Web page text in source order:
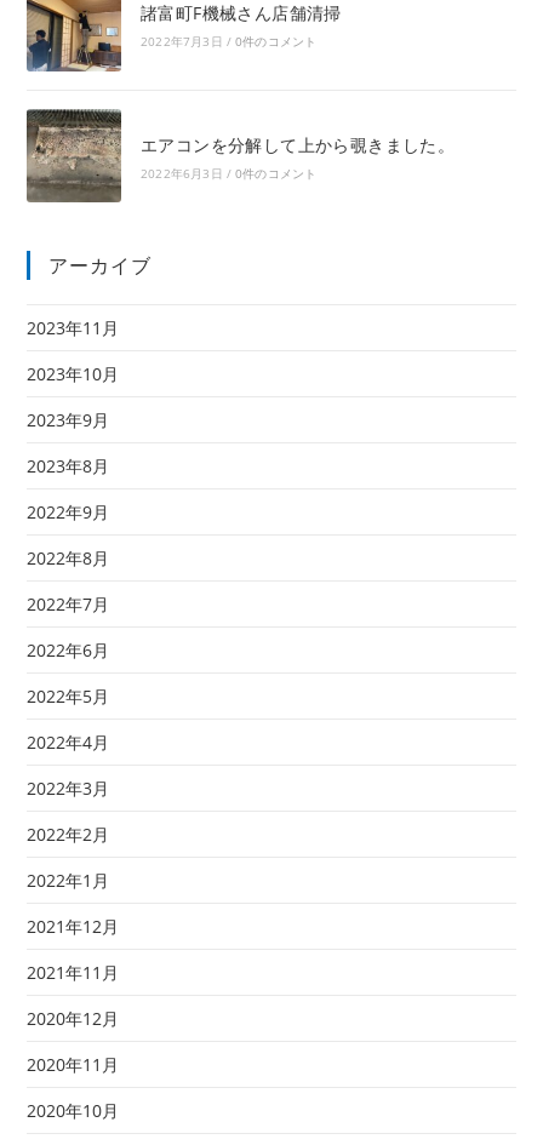
諸富町F機械さん店舗清掃
2022年7月3日 / 0件のコメント
エアコンを分解して上から覗きました。
2022年6月3日 / 0件のコメント
アーカイブ
2023年11月
2023年10月
2023年9月
2023年8月
2022年9月
2022年8月
2022年7月
2022年6月
2022年5月
2022年4月
2022年3月
2022年2月
2022年1月
2021年12月
2021年11月
2020年12月
2020年11月
2020年10月